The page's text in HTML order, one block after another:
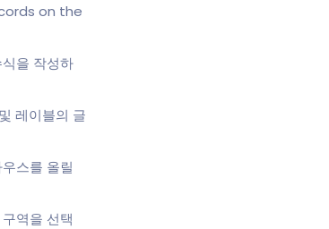
on the
을 작성하
레이블의 글
스를 올릴
역을 선택